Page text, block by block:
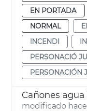
EN PORTADA
NORMAL
INCENDI
PERSONACIÓ
PERSONACIÓN
Cañones
modificado